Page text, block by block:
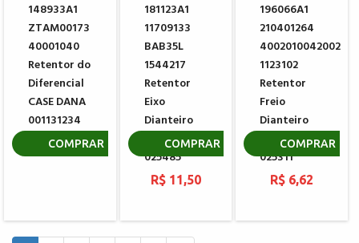
148933A1
ZTAM00173
40001040
Retentor do
Diferencial
CASE DANA
001131234
R$ 58,59
COMPRAR
181123A1
11709133
BAB35L
1544217
Retentor
Eixo
Dianteiro
CARRARO
025485
R$ 11,50
COMPRAR
196066A1
210401264
4002010042002
1123102
Retentor
Freio
Dianteiro
CARRARO
025311
R$ 6,62
COMPRAR